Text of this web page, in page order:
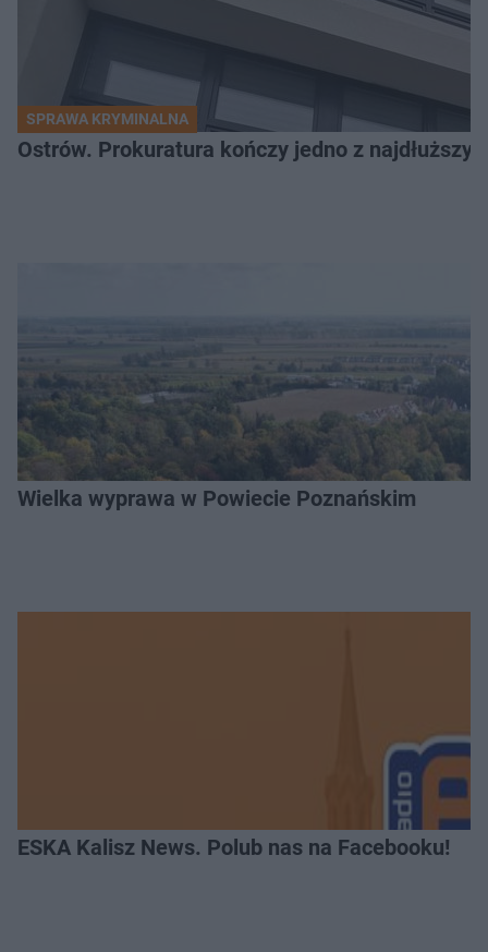
SPRAWA KRYMINALNA
Ostrów. Prokuratura kończy jedno z
Wielka wyprawa w Powiecie Poznańskim
ESKA Kalisz News. Polub nas na Facebooku!